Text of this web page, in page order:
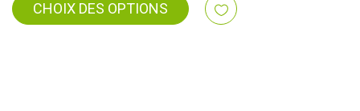
CHOIX DES OPTIONS